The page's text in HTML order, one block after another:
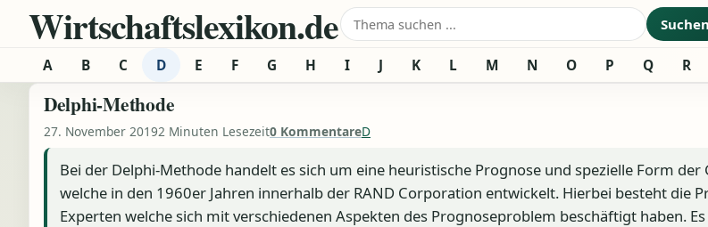
Zum Inhalt springen
Wirtschaftslexikon.deSuche nach: Suchen
A B C D E F G H I J K L M N O P Q R
Delphi-Methode
27. November 20192 Minuten Lesezeit0 KommentareD
Bei der Delphi-Methode handelt es sich um eine heuristische Prognose und spezielle Form
welche in den 1960er Jahren innerhalb der RAND Corporation entwickelt. Hierbei besteht die
Experten welche sich mit verschiedenen Aspekten des Prognoseproblem beschäftigt haben.